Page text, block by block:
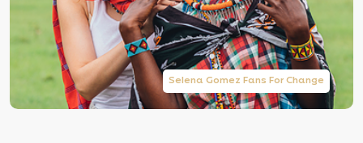
Selena Gomez Fans For Change